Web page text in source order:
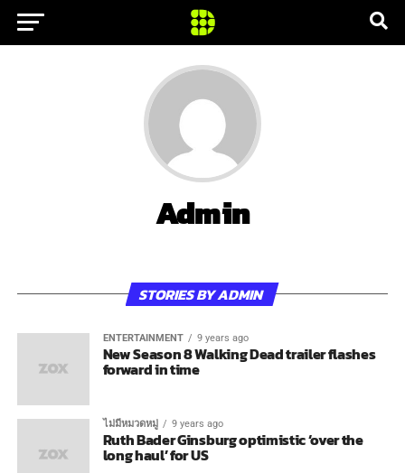
Admin
STORIES BY ADMIN
ENTERTAINMENT 9 years ago
New Season 8 Walking Dead trailer flashes
forward in time
ไม่มีหมวดหมู่ 9 years ago
Ruth Bader Ginsburg optimistic ‘over the
long haul’ for US